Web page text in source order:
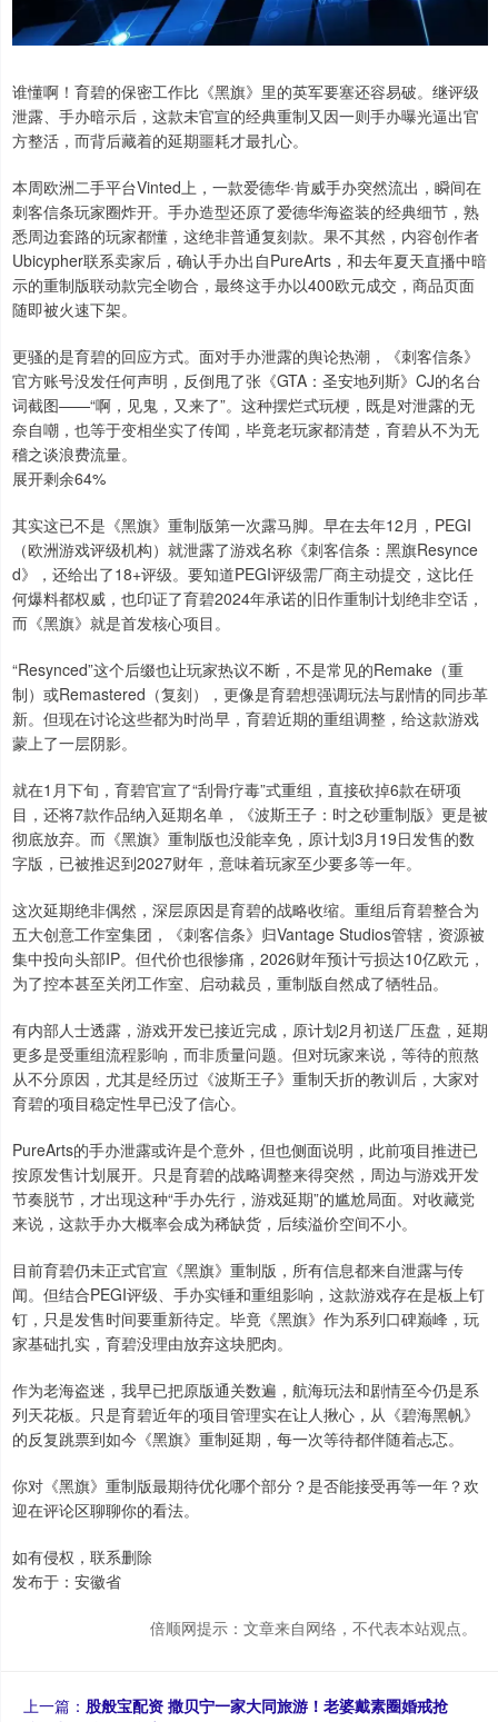
谁懂啊！育碧的保密工作比《黑旗》里的英军要塞还容易破。继评级
泄露、手办暗示后，这款未官宣的经典重制又因一则手办曝光逼出官
方整活，而背后藏着的延期噩耗才最扎心。
本周欧洲二手平台Vinted上，一款爱德华·肯威手办突然流出，瞬间在
刺客信条玩家圈炸开。手办造型还原了爱德华海盗装的经典细节，熟
悉周边套路的玩家都懂，这绝非普通复刻款。果不其然，内容创作者
Ubicypher联系卖家后，确认手办出自PureArts，和去年夏天直播中暗
示的重制版联动款完全吻合，最终这手办以400欧元成交，商品页面
随即被火速下架。
更骚的是育碧的回应方式。面对手办泄露的舆论热潮，《刺客信条》
官方账号没发任何声明，反倒甩了张《GTA：圣安地列斯》CJ的名台
词截图——“啊，见鬼，又来了”。这种摆烂式玩梗，既是对泄露的无
奈自嘲，也等于变相坐实了传闻，毕竟老玩家都清楚，育碧从不为无
稽之谈浪费流量。
展开剩余64%
其实这已不是《黑旗》重制版第一次露马脚。早在去年12月，PEGI
（欧洲游戏评级机构）就泄露了游戏名称《刺客信条：黑旗Resynce
d》，还给出了18+评级。要知道PEGI评级需厂商主动提交，这比任
何爆料都权威，也印证了育碧2024年承诺的旧作重制计划绝非空话，
而《黑旗》就是首发核心项目。
“Resynced”这个后缀也让玩家热议不断，不是常见的Remake（重
制）或Remastered（复刻），更像是育碧想强调玩法与剧情的同步革
新。但现在讨论这些都为时尚早，育碧近期的重组调整，给这款游戏
蒙上了一层阴影。
就在1月下旬，育碧官宣了“刮骨疗毒”式重组，直接砍掉6款在研项
目，还将7款作品纳入延期名单，《波斯王子：时之砂重制版》更是被
彻底放弃。而《黑旗》重制版也没能幸免，原计划3月19日发售的数
字版，已被推迟到2027财年，意味着玩家至少要多等一年。
这次延期绝非偶然，深层原因是育碧的战略收缩。重组后育碧整合为
五大创意工作室集团，《刺客信条》归Vantage Studios管辖，资源被
集中投向头部IP。但代价也很惨痛，2026财年预计亏损达10亿欧元，
为了控本甚至关闭工作室、启动裁员，重制版自然成了牺牲品。
有内部人士透露，游戏开发已接近完成，原计划2月初送厂压盘，延期
更多是受重组流程影响，而非质量问题。但对玩家来说，等待的煎熬
从不分原因，尤其是经历过《波斯王子》重制夭折的教训后，大家对
育碧的项目稳定性早已没了信心。
PureArts的手办泄露或许是个意外，但也侧面说明，此前项目推进已
按原发售计划展开。只是育碧的战略调整来得突然，周边与游戏开发
节奏脱节，才出现这种“手办先行，游戏延期”的尴尬局面。对收藏党
来说，这款手办大概率会成为稀缺货，后续溢价空间不小。
目前育碧仍未正式官宣《黑旗》重制版，所有信息都来自泄露与传
闻。但结合PEGI评级、手办实锤和重组影响，这款游戏存在是板上钉
钉，只是发售时间要重新待定。毕竟《黑旗》作为系列口碑巅峰，玩
家基础扎实，育碧没理由放弃这块肥肉。
作为老海盗迷，我早已把原版通关数遍，航海玩法和剧情至今仍是系
列天花板。只是育碧近年的项目管理实在让人揪心，从《碧海黑帆》
的反复跳票到如今《黑旗》重制延期，每一次等待都伴随着忐忑。
你对《黑旗》重制版最期待优化哪个部分？是否能接受再等一年？欢
迎在评论区聊聊你的看法。
如有侵权，联系删除
发布于：安徽省
倍顺网提示：文章来自网络，不代表本站观点。
上一篇： 股般宝配资 撒贝宁一家大同旅游！老婆戴素圈婚戒抢